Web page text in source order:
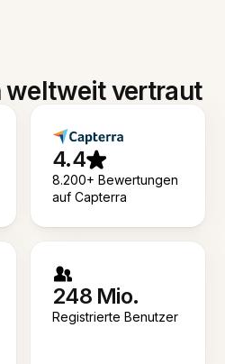
weltweit vertraut
4.4
8.200+ Bewertungen
auf Capterra
248 Mio.
Registrierte Benutzer